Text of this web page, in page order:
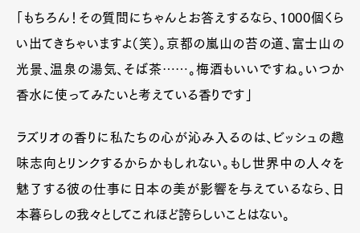
「もちろん！その質問にちゃんとお答えするなら、1000個くら
い出てきちゃいますよ（笑）。京都の嵐山の苔の道、富士山の
光景、温泉の湯気、そば茶……。梅酒もいいですね。いつか
香水に使ってみたいと考えている香りです」
ラズリオの香りに私たちの心が沁み入るのは、ビッシュの趣
味志向とリンクするからかもしれない。もし世界中の人々を
魅了する彼の仕事に日本の美が影響を与えているなら、日
本暮らしの我々としてこれほど誇らしいことはない。